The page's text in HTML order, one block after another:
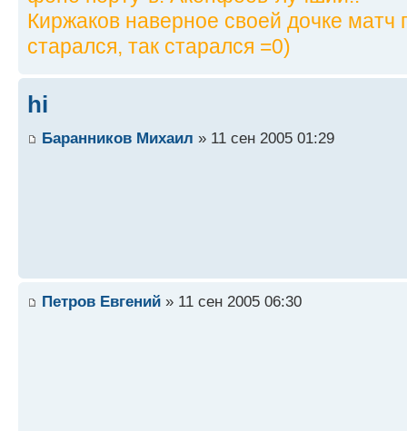
Киржаков наверное своей дочке матч
старался, так старался =0)
hi
Баранников Михаил » 11 сен 2005 01:29
Петров Евгений » 11 сен 2005 06:30